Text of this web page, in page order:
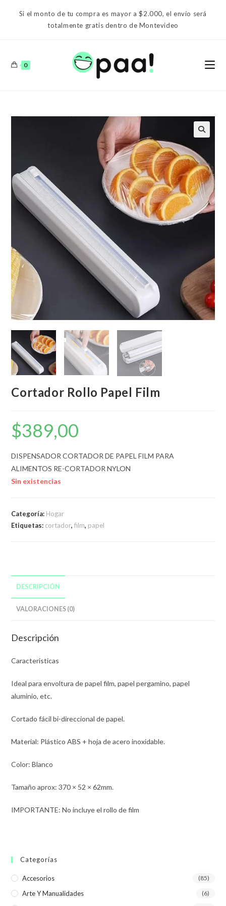
Si el monto de tu compra es mayor a $2.000, el envío será
totalmente gratis dentro de Montevideo
0
Cortador Rollo Papel Film
$389,00
DISPENSADOR CORTADOR DE PAPEL FILM PARA
ALIMENTOS RE-CORTADOR NYLON
Sin existencias
Categoría: Hogar
Etiquetas: cortador,film, papel
DESCRIPCIÓN
VALORACIONES (0)
Descripción
Características
Ideal para envoltura de papel film, papel pergamino, papel
aluminio, etc.
Cortado fácil bi-direccional de papel.
Material: Plástico ABS + hoja de acero inoxidable.
Color: Blanco
Tamaño aprox: 370 × 52 × 62mm.
IMPORTANTE: No incluye el rollo de film
Categorías
Accesorios (85)
Arte Y Manualidades (6)